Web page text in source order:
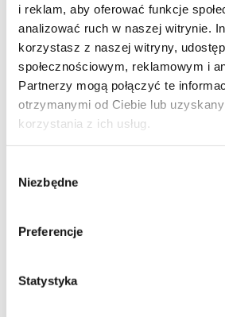
i reklam, aby oferować funkcje
analizować ruch w naszej witrynie.
korzystasz z naszej witryny,
społecznościowym, reklamowym i
Partnerzy mogą połączyć te
otrzymanymi od Ciebie lub
korzystania z ich usług.
zgody
Niezbędne
Preferencje
Statystyka
Lawson - Kitchen.
Zrobiłam batony
(przepis podaję jak ja